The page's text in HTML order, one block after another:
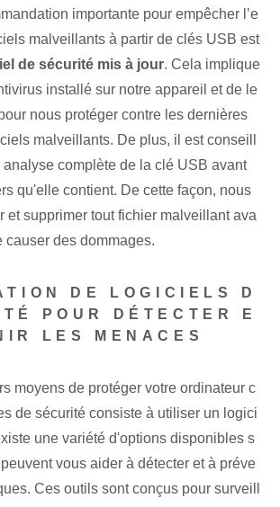
importante pour empêcher l’e
malveillants à partir de clés USB est‌
de sécurité mis à jour. Cela implique
installé sur notre appareil et de le
nous protéger contre les dernières
malveillants. De plus, il est conseill
analyse complète de la clé USB avant
qu'elle contient. De cette façon, nous
et supprimer tout fichier malveillant ava
causer des dommages.
DE LOGICIELS D
POUR DÉTECTER E
LES MENACES
moyens de protéger votre ordinateur c
de sécurité consiste à utiliser un logici
une variété d'options disponibles s
vous aider à détecter et à préve
Ces outils sont conçus pour surveill